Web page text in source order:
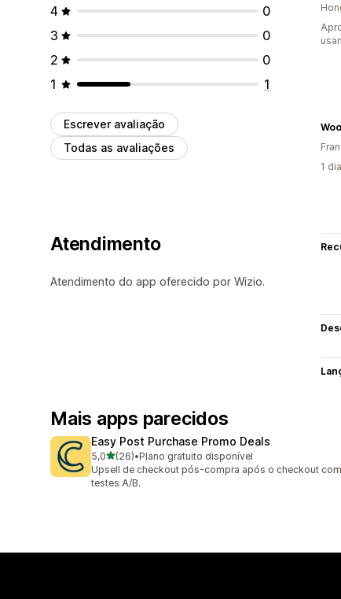
4
0
3
0
2
0
1
1
Escrever avaliação
Todas as avaliações
1
Atendimento
Atendimento do app oferecido por Wizio.
Mais apps parecidos
Easy Post Purchase Promo Deals
5,0de 5 estrelas
(26)
26 avaliações ao todo
•Plano gratuito disponível
Upsell de checkout pós-compra após o checkout com
testes A/B.